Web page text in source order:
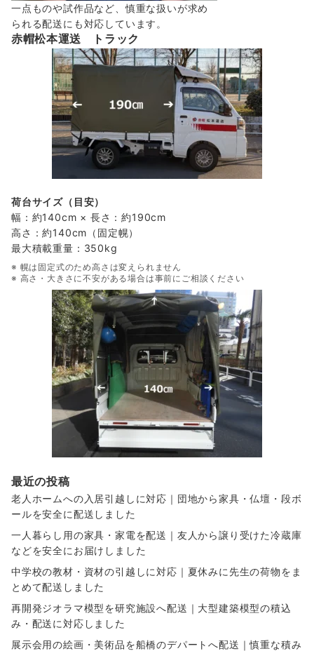
一点ものや試作品など、慎重な扱いが求め
られる配送にも対応しています。
赤帽松本運送 トラック
荷台サイズ（目安）
幅：約140cm × 長さ：約190cm
高さ：約140cm（固定幌）
最大積載重量：350kg
※ 幌は固定式のため高さは変えられません
※ 高さ・大きさに不安がある場合は事前にご相談ください
最近の投稿
老人ホームへの入居引越しに対応｜団地から家具・仏壇・段ボ
ールを安全に配送しました
一人暮らし用の家具・家電を配送｜友人から譲り受けた冷蔵庫
などを安全にお届けしました
中学校の教材・資材の引越しに対応｜夏休みに先生の荷物をま
とめて配送しました
再開発ジオラマ模型を研究施設へ配送｜大型建築模型の積込
み・配送に対応しました
展示会用の絵画・美術品を船橋のデパートへ配送｜慎重な積み